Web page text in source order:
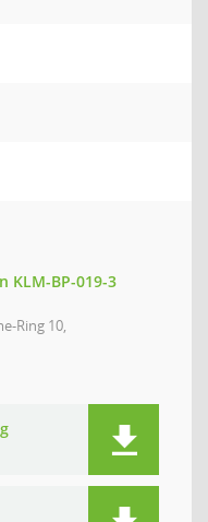
KLM-BP-019-3
Ring 10,